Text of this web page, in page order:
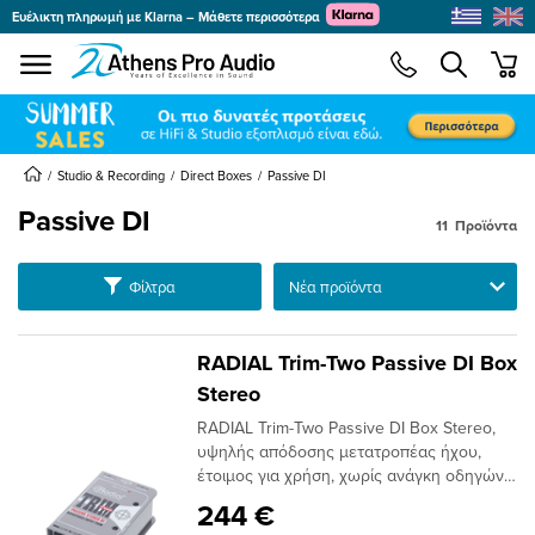
menu
Ευέλικτη πληρωμή με Klarna – Μάθετε περισσότερα
Studio & Recording Direct Boxes Passive DI
Passive DI
Φίλτρα Ταξινόμηση
11 Προϊόντα
RADIAL Trim-Two Passive DI Box
Stereo
RADIAL Trim-Two Passive DI Box Stereo,
υψηλής απόδοσης μετατροπέας ήχου,
έτοιμος για χρήση, χωρίς ανάγκη οδηγών
RCA, 1/4 και 3.5mm, απόκριση
244 €